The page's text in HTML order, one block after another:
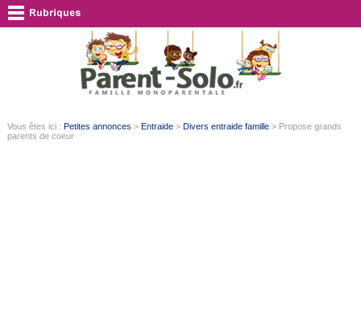
Vous êtes ici : Petites annonces > Entraide> Divers entraide famille> Propose grands
parents de coeur